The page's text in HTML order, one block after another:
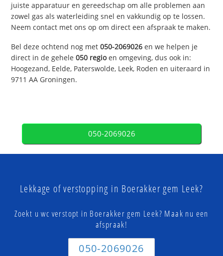
juiste apparatuur en gereedschap om alle problemen aan
zowel gas als waterleiding snel en vakkundig op te lossen.
Neem contact met ons op om direct een afspraak te maken.
Bel deze ochtend nog met050-2069026 en we helpen je
direct in de gehele050 regioen omgeving, dus ook in:
Hoogezand, Eelde, Paterswolde, Leek, Roden en uiteraard in
9711 AA Groningen.
050-2069026
Lekkage of verstopping in Boerakker gem Leek?
Zoekt u wc verstopt in Boerakker gem Leek? Maak nu een
afspraak!
050-2069026